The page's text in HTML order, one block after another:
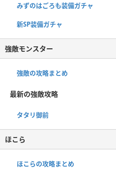
みずのはごろも装備ガチャ
新SP装備ガチャ
強敵モンスター
強敵の攻略まとめ
最新の強敵攻略
タタリ御前
ほこら
ほこらの攻略まとめ